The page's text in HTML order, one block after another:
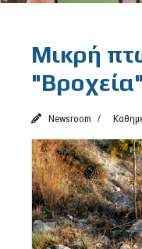
Μικρή
Newsroom